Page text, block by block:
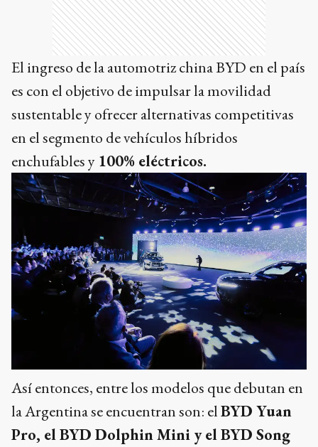
El ingreso de la automotriz china BYD en el país
es con el objetivo de impulsar la movilidad
sustentable y ofrecer alternativas competitivas
en el segmento de vehículos híbridos
enchufables y 100% eléctricos.
Así entonces, entre los modelos que debutan en
la Argentina se encuentran son: elBYD Yuan
Pro, el BYD Dolphin Mini y el BYD Song